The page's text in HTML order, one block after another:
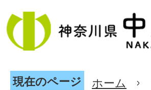
現在のページ ホーム